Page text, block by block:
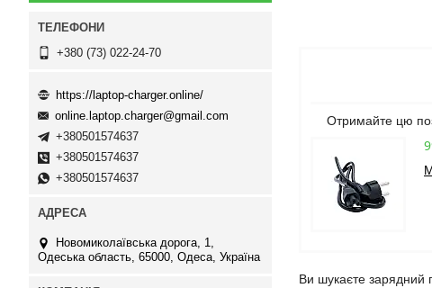
Отримайте цю
Ви шукаєте зарядний
+380 (73) 022-24-70
https://laptop-charger.online/
online.laptop.charger@gmail.com
+380501574637
+380501574637
+380501574637
Новомиколаївська дорога, 1,
Одеська область, 65000, Одеса, Україна